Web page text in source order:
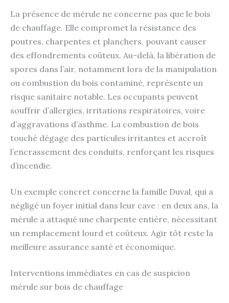
La présence de mérule ne concerne pas que le bois
de chauffage. Elle compromet la résistance des
poutres, charpentes et planchers, pouvant causer
des effondrements coûteux. Au-delà, la libération de
spores dans l’air, notamment lors de la manipulation
ou combustion du bois contaminé, représente un
risque sanitaire notable. Les occupants peuvent
souffrir d’allergies, irritations respiratoires, voire
d’aggravations d’asthme. La combustion de bois
touché dégage des particules irritantes et accroît
l’encrassement des conduits, renforçant les risques
d’incendie.
Un exemple concret concerne la famille Duval, qui a
négligé un foyer initial dans leur cave : en deux ans, la
mérule a attaqué une charpente entière, nécessitant
un remplacement lourd et coûteux. Agir tôt reste la
meilleure assurance santé et économique.
Interventions immédiates en cas de suspicion
mérule sur bois de chauffage